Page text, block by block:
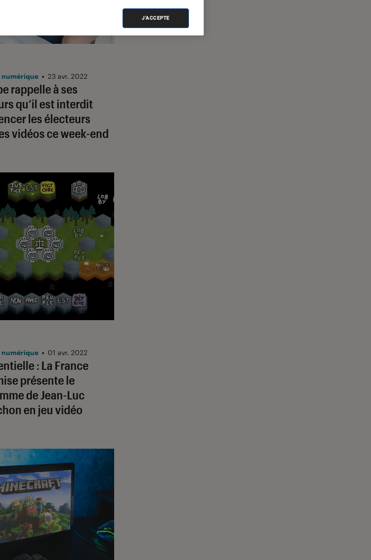
rappelle à ses
qu’il est interdit
les électeurs
vidéos ce week-end
numérique • 23 avr. 2022
: La France
présente le
de Jean-Luc
en jeu vidéo
numérique • 01 avr. 2022
J'ACCEPTE